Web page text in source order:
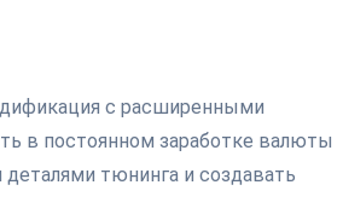
с расширенными
в постоянном заработке валюты
тюнинга и создавать